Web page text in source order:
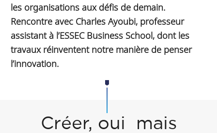
les organisations aux défis de demain.
Rencontre avec Charles Ayoubi, professeur
assistant à l’ESSEC Business School, dont les
travaux réinventent notre manière de penser
l’innovation.
Créer, oui mais